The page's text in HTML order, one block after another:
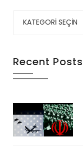
Recent Posts